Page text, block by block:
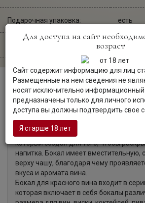
Подарочная упаковка: есть
glass-
Описание
Vinophil, Cup Barolo — изящный бокал
который создан для того, чтобы
напитка. Бокал имеет
верху чашу, благодаря чему
вкуса и аромата вина.
Бокал для красного вина входит в
которая включает в себя бокалы
Для доступа на сайт
возраст
Сайт содержит информацию для лиц
Размещенные на нем сведения не
носят исключительно информационный
предназначены только для личного
доступа вы должны подтвердить свое
Я старше 18 лет